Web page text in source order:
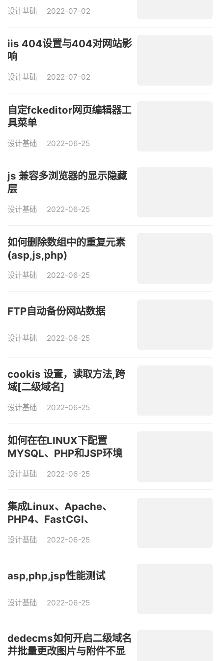
设计基础 2022-07-02
iis 404设置与404对网站影
响
设计基础 2022-07-02
自定fckeditor网页编辑器工
具菜单
设计基础 2022-06-25
js 兼容多浏览器的显示隐藏
层
设计基础 2022-06-25
如何删除数组中的重复元素
(asp,js,php)
设计基础 2022-06-25
FTP自动备份网站数据
设计基础 2022-06-25
cookis 设置，读取方法,跨
域[二级域名]
设计基础 2022-06-25
如何在在LINUX下配置
MYSQL、PHP和JSP环境
设计基础 2022-06-25
集成Linux、Apache、
PHP4、FastCGI、
教程
设计基础 2022-06-25
asp,php,jsp性能测试
设计基础 2022-06-25
dedecms如何开启二级域名
并批量更改图片与附件不显